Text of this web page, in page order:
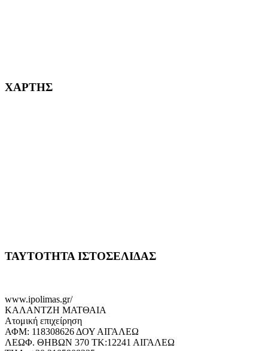
ΧΑΡΤΗΣ
ΤΑΥΤΟΤΗΤΑ ΙΣΤΟΣΕΛΙΔΑΣ
www.ipolimas.gr/
ΚΑΛΑΝΤΖΗ ΜΑΤΘΑΙΑ
Ατομική επιχείρηση
ΑΦΜ: 118308626 ΔΟΥ ΑΙΓΑΛΕΩ
ΛΕΩΦ. ΘΗΒΩΝ 370 ΤΚ:12241 ΑΙΓΑΛΕΩ